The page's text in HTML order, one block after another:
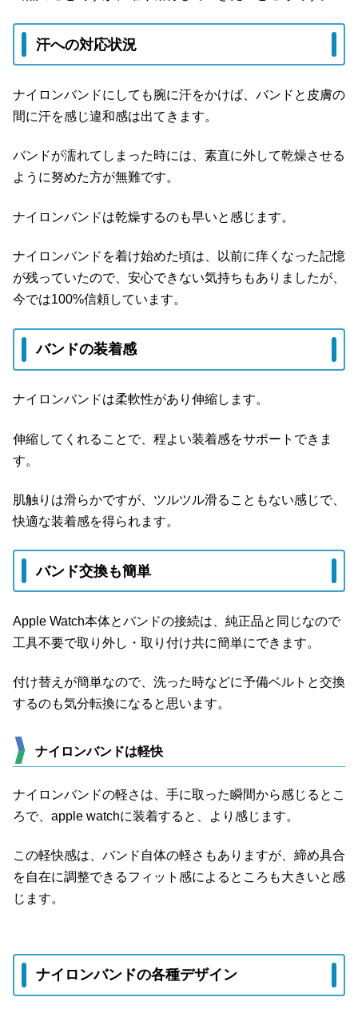
汗への対応状況
ナイロンバンドにしても腕に汗をかけば、バンドと皮膚の
間に汗を感じ違和感は出てきます。
バンドが濡れてしまった時には、素直に外して乾燥させる
ように努めた方が無難です。
ナイロンバンドは乾燥するのも早いと感じます。
ナイロンバンドを着け始めた頃は、以前に痒くなった記憶
が残っていたので、安心できない気持ちもありましたが、
今では100%信頼しています。
バンドの装着感
ナイロンバンドは柔軟性があり伸縮します。
伸縮してくれることで、程よい装着感をサポートできま
す。
肌触りは滑らかですが、ツルツル滑ることもない感じで、
快適な装着感を得られます。
バンド交換も簡単
Apple Watch本体とバンドの接続は、純正品と同じなので
工具不要で取り外し・取り付け共に簡単にできます。
付け替えが簡単なので、洗った時などに予備ベルトと交換
するのも気分転換になると思います。
ナイロンバンドは軽快
ナイロンバンドの軽さは、手に取った瞬間から感じるとこ
ろで、apple watchに装着すると、より感じます。
この軽快感は、バンド自体の軽さもありますが、締め具合
を自在に調整できるフィット感によるところも大きいと感
じます。
ナイロンバンドの各種デザイン